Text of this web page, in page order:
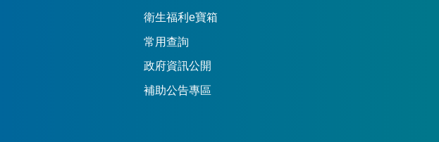
衛生福利e寶箱
常用查詢
政府資訊公開
補助公告專區